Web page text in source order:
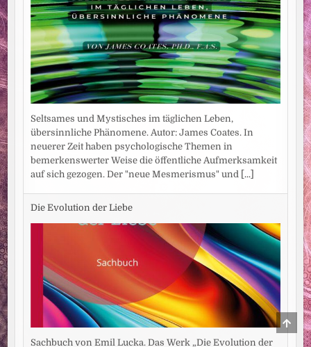
Seltsames und Mystisches im täglichen Leben,
übersinnliche Phänomene. Autor: James Coates. In
neuerer Zeit haben psychologische Themen in
bemerkenswerter Weise die öffentliche Aufmerksamkeit
auf sich gezogen. Der "neue Mesmerismus" und [...]
Die Evolution der Liebe
Sachbuch von Emil Lucka. Das Werk „Die Evolution der
TO
TOP